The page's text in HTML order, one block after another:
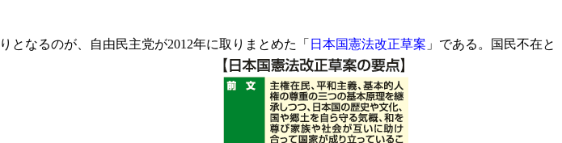
なるのが、自由民主党が2012年に取りまとめた「 日本国憲法改正草案 」である。国民不在と